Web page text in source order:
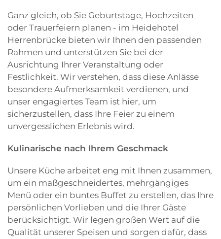
Ganz gleich, ob Sie Geburtstage, Hochzeiten
oder Trauerfeiern planen - im Heidehotel
Herrenbrücke bieten wir Ihnen den passenden
Rahmen und unterstützen Sie bei der
Ausrichtung Ihrer Veranstaltung oder
Festlichkeit. Wir verstehen, dass diese Anlässe
besondere Aufmerksamkeit verdienen, und
unser engagiertes Team ist hier, um
sicherzustellen, dass Ihre Feier zu einem
unvergesslichen Erlebnis wird.
Kulinarische nach Ihrem Geschmack
Unsere Küche arbeitet eng mit Ihnen zusammen,
um ein maßgeschneidertes, mehrgängiges
Menü oder ein buntes Buffet zu erstellen, das Ihre
persönlichen Vorlieben und die Ihrer Gäste
berücksichtigt. Wir legen großen Wert auf die
Qualität unserer Speisen und sorgen dafür, dass